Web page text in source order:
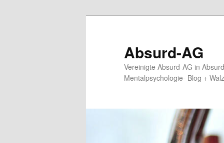
Absurd-AG
Vereinigte Absurd-AG in
Mentalpsychologie- Blog +